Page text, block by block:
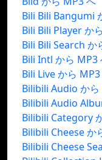
Bili Bili Bangumi
Bili Bili Player か
Bili Bili Search か
Bili Intl から MP3
Bili Live から
Bilibili Audio から
Bilibili Audio
Bilibili Category
Bilibili Cheese か
Bilibili Cheese